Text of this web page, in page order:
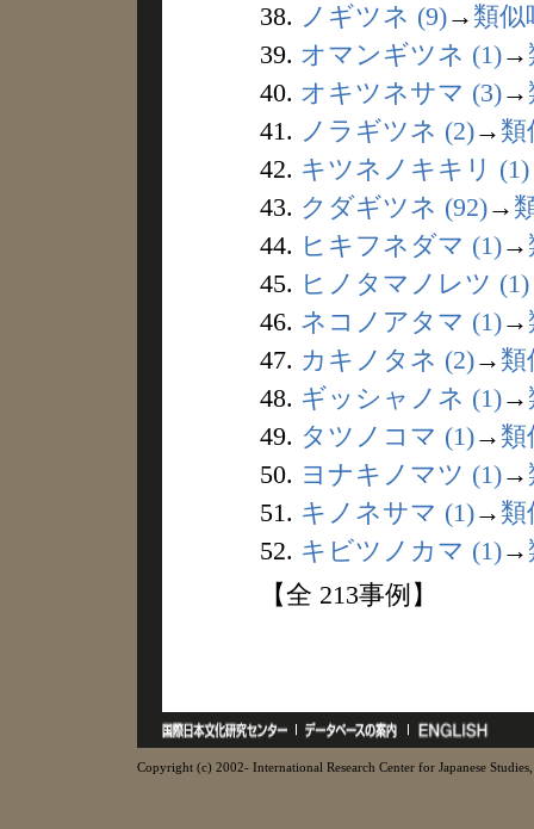
38. ノギツネ (9)→ 類似
39. オマンギツネ (1)→
40. オキツネサマ (3)→
41. ノラギツネ (2)→ 類
42. キツネノキキリ (1)
43. クダギツネ (92)→
44. ヒキフネダマ (1)→
45. ヒノタマノレツ (1)
46. ネコノアタマ (1)→
47. カキノタネ (2)→ 類
48. ギッシャノネ (1)→
49. タツノコマ (1)→ 類
50. ヨナキノマツ (1)→
51. キノネサマ (1)→ 類
52. キビツノカマ (1)→
【全 213事例】
Copyright (c) 2002- International Research Center for Japanese